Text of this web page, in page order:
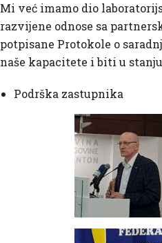
Mi već imamo dio
razvijene odnose sa
potpisane Protokole o
naše kapacitete i biti u
Podrška zastupnika